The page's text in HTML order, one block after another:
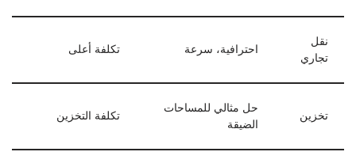
نقل
تجاري
احترافية، سرعة تكلفة أعلى
تخزين
حل مثالي للمساحات
الضيقة
تكلفة التخزين